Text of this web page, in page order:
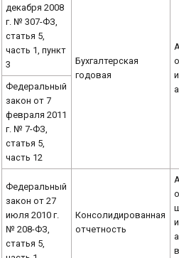
декабря 2008
г. № 307-ФЗ,
статья 5,
часть 1, пункт
3
Бухгалтерская
годовая
Федеральный
закон от 7
февраля 2011
г. № 7-ФЗ,
статья 5,
часть 12
Федеральный
закон от 27
июля 2010 г.
№ 208-ФЗ,
статья 5,
Консолидированная
отчетность